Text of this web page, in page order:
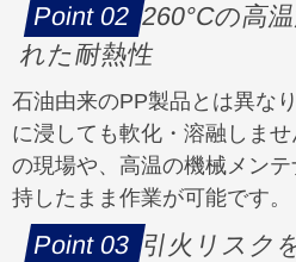
260°Cの高
れた耐熱性
石油由来のPP製品とは異なり
に浸しても軟化・溶融しま
の現場や、高温の機械メン
持したまま作業が可能です。
引火リスク